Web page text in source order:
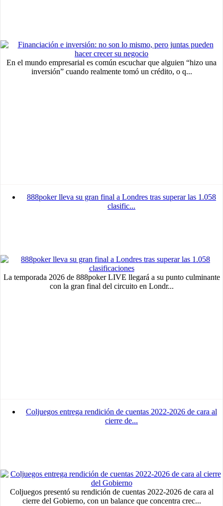
En el mundo empresarial es común escuchar que alguien “hizo una
inversión” cuando realmente tomó un crédito, o q...
888poker lleva su gran final a Londres tras superar las 1.058
clasific...
La temporada 2026 de 888poker LIVE llegará a su punto culminante
con la gran final del circuito en Londr...
Coljuegos entrega rendición de cuentas 2022-2026 de cara al
cierre de...
Coljuegos presentó su rendición de cuentas 2022-2026 de cara al
cierre del Gobierno, con un balance que concentra crec...